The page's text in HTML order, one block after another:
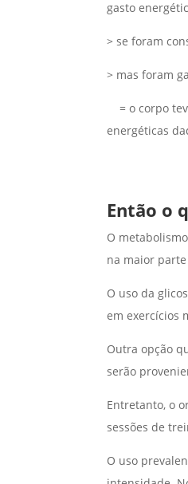
gasto
> se foram
> mas foram
= o corpo
energéticas
Então o
O
na maior
O uso da
em exercícios
Outra opção
serão
Entretanto, o
sessões de
O uso